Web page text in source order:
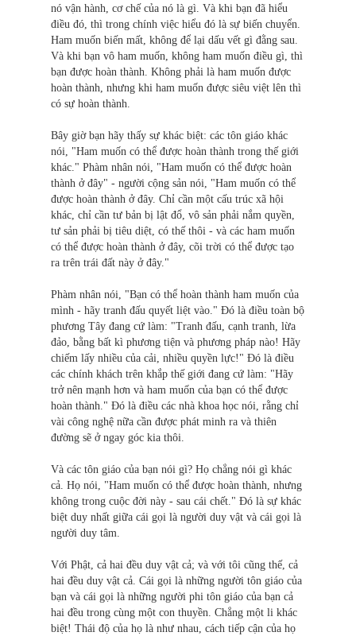
nó vận hành, cơ chế của nó là gì. Và khi bạn đã hiểu
điều đó, thì trong chính việc hiểu đó là sự biến chuyển.
Ham muốn biến mất, không để lại dấu vết gì đằng sau.
Và khi bạn vô ham muốn, không ham muốn điều gì, thì
bạn được hoàn thành. Không phải là ham muốn được
hoàn thành, nhưng khi ham muốn được siêu việt lên thì
có sự hoàn thành.
Bây giờ bạn hãy thấy sự khác biệt: các tôn giáo khác
nói, "Ham muốn có thể được hoàn thành trong thế giới
khác." Phàm nhân nói, "Ham muốn có thể được hoàn
thành ở đây" - người cộng sản nói, "Ham muốn có thể
được hoàn thành ở đây. Chỉ cần một cấu trúc xã hội
khác, chỉ cần tư bản bị lật đổ, vô sản phải nắm quyền,
tư sản phải bị tiêu diệt, có thế thôi - và các ham muốn
có thể được hoàn thành ở đây, cõi trời có thể được tạo
ra trên trái đất này ở đây."
Phàm nhân nói, "Bạn có thể hoàn thành ham muốn của
mình - hãy tranh đấu quyết liệt vào." Đó là điều toàn bộ
phương Tây đang cứ làm: "Tranh đấu, cạnh tranh, lừa
đảo, bằng bất kì phương tiện và phương pháp nào! Hãy
chiếm lấy nhiều của cải, nhiều quyền lực!" Đó là điều
các chính khách trên khắp thế giới đang cứ làm: "Hãy
trở nên mạnh hơn và ham muốn của bạn có thể được
hoàn thành." Đó là điều các nhà khoa học nói, rằng chỉ
vài công nghệ nữa cần được phát minh ra và thiên
đường sẽ ở ngay góc kia thôi.
Và các tôn giáo của bạn nói gì? Họ chẳng nói gì khác
cả. Họ nói, "Ham muốn có thể được hoàn thành, nhưng
không trong cuộc đời này - sau cái chết." Đó là sự khác
biệt duy nhất giữa cái gọi là người duy vật và cái gọi là
người duy tâm.
Với Phật, cả hai đều duy vật cả; và với tôi cũng thế, cả
hai đều duy vật cả. Cái gọi là những người tôn giáo của
bạn và cái gọi là những người phi tôn giáo của bạn cả
hai đều trong cùng một con thuyền. Chẳng một li khác
biệt! Thái độ của họ là như nhau, cách tiếp cận của họ